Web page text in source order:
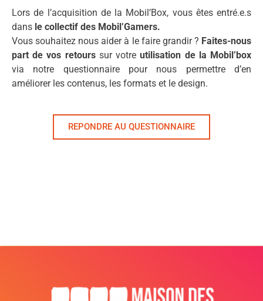
Lors de l’acquisition de la Mobil’Box, vous êtes entré.e.s
dans le collectif des Mobil’Gamers.
Vous souhaitez nous aider à le faire grandir ? Faites-nous
part de vos retourssur votreutilisation de la Mobil’box
via notre questionnaire pour nous permettre d’en
améliorer les contenus, les formats et le design.
REPONDRE AU QUESTIONNAIRE